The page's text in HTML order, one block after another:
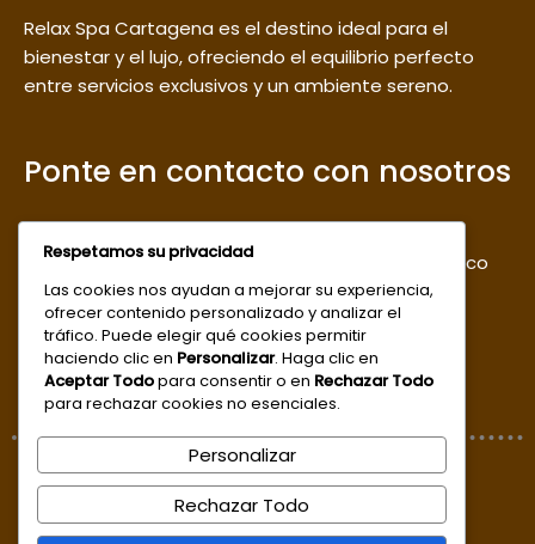
Relax Spa Cartagena es el destino ideal para el
bienestar y el lujo, ofreciendo el equilibrio perfecto
entre servicios exclusivos y un ambiente sereno.
Ponte en contacto con nosotros
segundo piso / Sede 2 : Centro calle del estanco
del aguardiente
reservas@relaxspacartagena.com.co
+57 300 6386278
© 2026 www.relaxspacartagena.com.co
Respetamos su privacidad
Las cookies nos ayudan a mejorar su experiencia,
ofrecer contenido personalizado y analizar el
tráfico. Puede elegir qué cookies permitir
haciendo clic en Personalizar. Haga clic en
Aceptar Todopara consentir o en Rechazar Todo
para rechazar cookies no esenciales.
Personalizar
Rechazar Todo